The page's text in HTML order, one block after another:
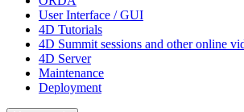
User Interface / GUI
4D Tutorials
4D Summit sessions and other online
4D Server
Maintenance
Deployment